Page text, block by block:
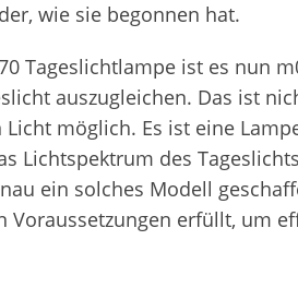
wie sie begonnen hat.
Tageslichtlampe ist es nun
auszugleichen. Das ist
möglich. Es ist eine
Lichtspektrum des
ein solches Modell
Voraussetzungen erfüllt, um